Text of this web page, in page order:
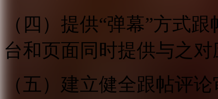
（四）提供“弹幕”方式
台和页面同时提供与之
（五）建立健全跟帖评